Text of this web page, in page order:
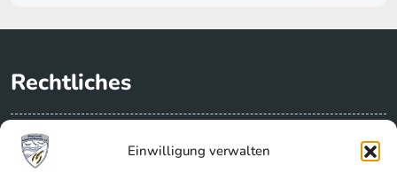
Einwilligung verwalten
Rechtliches
Datenschutzerklärung
Impressum